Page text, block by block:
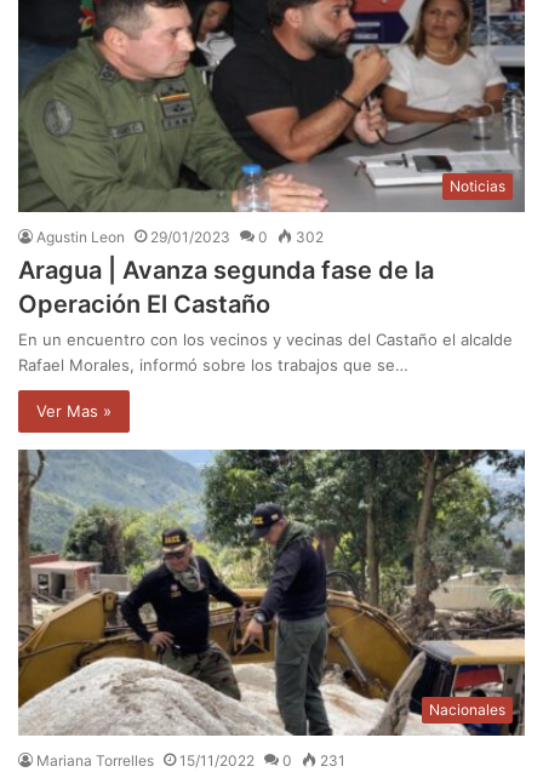
Noticias
Agustin Leon 29/01/2023 0 302
Aragua | Avanza segunda fase de la
Operación El Castaño
En un encuentro con los vecinos y vecinas del Castaño el alcalde
Rafael Morales, informó sobre los trabajos que se…
Ver Mas »
Nacionales
Mariana Torrelles 15/11/2022 0 231